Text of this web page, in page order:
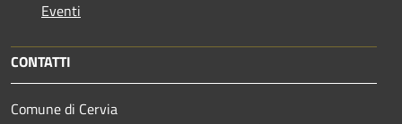
Eventi
CONTATTI
Comune di Cervia